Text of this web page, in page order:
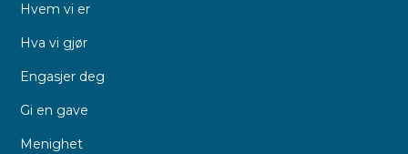
Hvem vi er
Hva vi gjør
Engasjer deg
Gi en gave
Menighet